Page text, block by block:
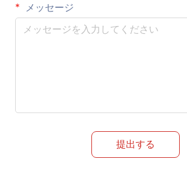
メッセージ
提出する